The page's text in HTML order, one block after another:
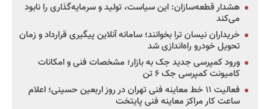
هشدار قطعه‌سازان: این سیاست، تولید و سرمایه‌گذاری را نابود
می‌کند
خریداران نیسان ترا بخوانند؛ سامانه آنلاین پیگیری قرارداد و زمان
تحویل خودرو راه‌اندازی شد
ورود کمپرسی جدید جک به بازار؛ مشخصات فنی و امکانات
کامیونت کمپرسی جک ۶ تن
فعالیت ۱۱ خط معاینه فنی تهران در روز اربعین حسینی؛ اعلام
ساعت کار مراکز معاینه فنی پایتخت